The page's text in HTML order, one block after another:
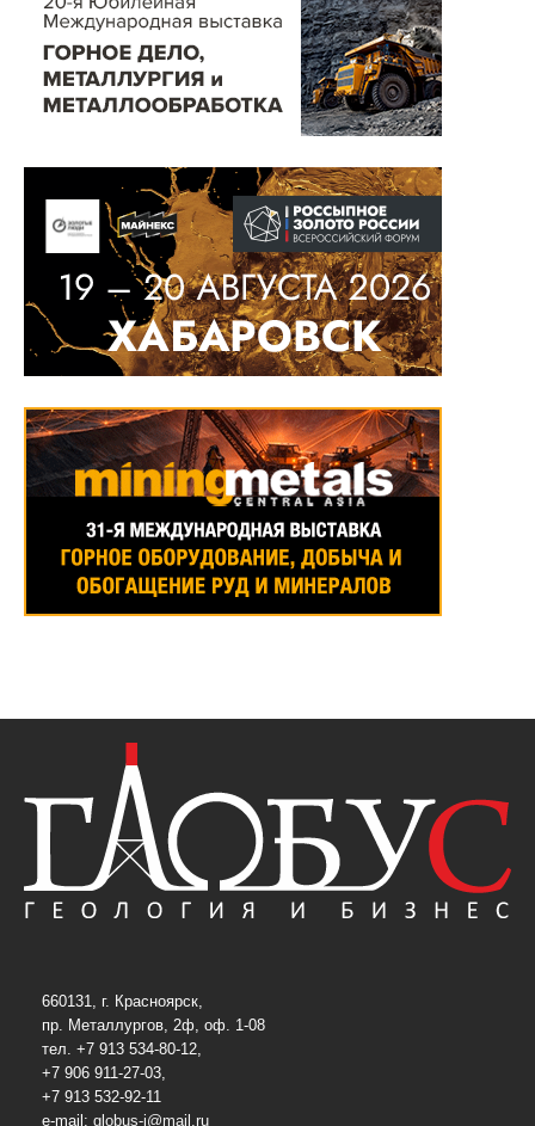
660131, г. Красноярск,
пр. Металлургов, 2ф, оф. 1-08
тел. +7 913 534-80-12,
+7 906 911-27-03,
+7 913 532-92-11
e-mail: globus-j@mail.ru